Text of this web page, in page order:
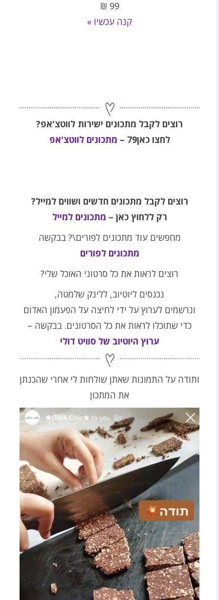
99
₪
קנה עכשיו »
רוצים לקבל מתכונים ישירות לווטצ'אפ?
לחצו כאן79 –
מתכונים לווטצ'אפ
רוצים לקבל מתכונים חדשים ושווים למייל?
רק ללחוץ כאן – מתכונים למייל
מחפשים עוד מתכונים לפורים\? בבקשה
מתכונים לפורים
רוצים לראות את כל סרטוני האוכל שלי?
נכנסים ליוטיוב, ללינק שלמטה,
ונרשמים לערוץ על ידי לחיצה על הפעמון האדום
כדי שתוכלו לראות את כל הסרטונים. בבקשה –
ערוץ היוטיוב של סוויט דולי
ותודה על התמונות שאתן שולחות לי אחרי שהכנתן
את המתכון